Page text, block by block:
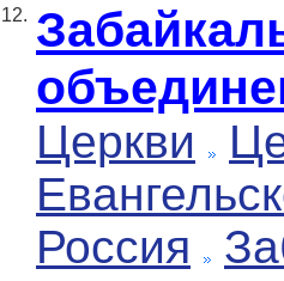
12.
Церкви
Россия